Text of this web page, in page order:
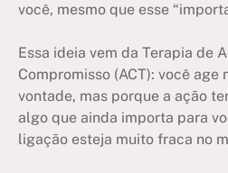
você, mesmo que esse
Essa ideia vem da Terapia de
Compromisso (ACT): você age
vontade, mas porque a ação
algo que ainda importa para
ligação esteja muito fraca no